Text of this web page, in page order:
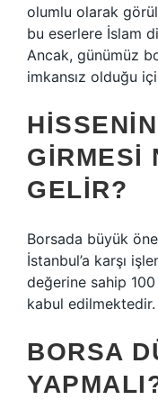
olumlu olarak
bu eserlere İslam
Ancak, günümüz
imkansız olduğu
GIRMESI
GELIR?
Borsada büyük
İstanbul’a karşı
değerine sahip
kabul edilmektedir.
BORSA